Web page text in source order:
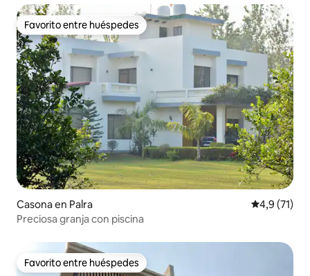
Favorito entre huéspedes
Favorito entre huéspedes
Casona en Palra Calificación
4,9 (71)
Preciosa granja con piscina
Favorito entre huéspedes
Favorito entre huéspedes